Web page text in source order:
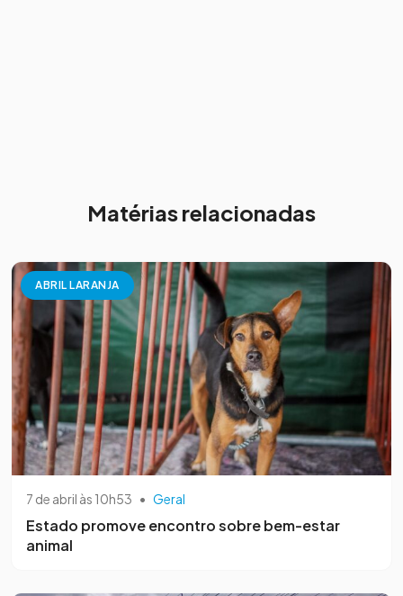
Matérias relacionadas
ABRIL LARANJA
7 de abril às 10h53 • Geral
Estado promove encontro sobre bem-estar
animal